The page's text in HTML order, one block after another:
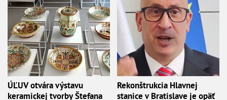
ÚĽUV otvára výstavu
keramickej tvorby Štefana
Rekonštrukcia Hlavnej
stanice v Bratislave je opäť